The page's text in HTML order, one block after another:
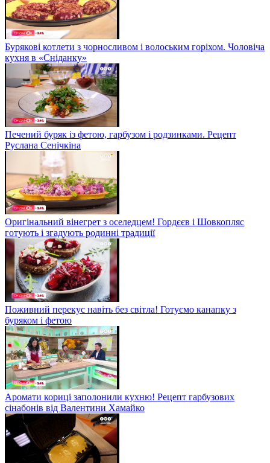
Бурякові котлети з чорносливом і волоським горіхом. Чоловіча
кухня в «Сніданку»
Печений буряк із фетою, гарбузом і родзинками. Рецепт
Руслана Сенічкіна
Оригінальний вінегрет з оселедцем! Гордєєв і Шовкопляс
готують і згадують родинні традиції
Поживний перекус навіть без світла! Готуємо канапку з
буряком і фетою
Аромати кориці заполонили кухню! Рецепт гарбузових
сінабонів від Валентини Хамайко